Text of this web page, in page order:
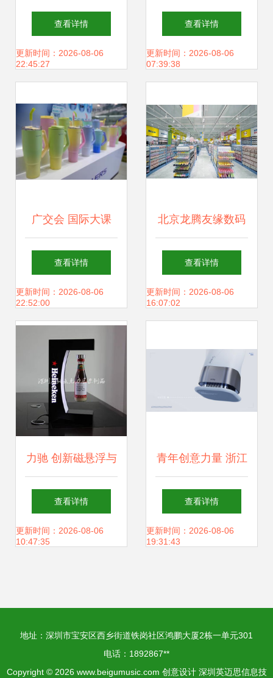
成长的隐形引擎与
青岛设计资源推荐
查看详情
更新时间：2026-08-06
22:45:27
David Milan 创意
英文字体设计欣赏
查看详情
更新时间：2026-08-06
07:39:38
广交会 国际大课
堂，国潮出海以“创
意”制胜
查看详情
更新时间：2026-08-06
22:52:00
北京龙腾友缘数码
科技 汇聚全球潮流
时尚创意百货，打
网站建设
查看详情
更新时间：2026-08-06
16:07:02
力驰 创新磁悬浮与
LED技术，打造亚
克力展架新标杆
查看详情
更新时间：2026-08-06
10:47:35
青年创意力量 浙江
万里学院设计艺术
与建筑学院产品设
查看详情
更新时间：2026-08-06
19:31:43
地址：深圳市宝安区西乡街道铁岗社区鸿鹏大厦2栋一单元301
电话：1892867**
Copyright © 2026 www.beigumusic.com 创意设计 深圳英迈思信息技